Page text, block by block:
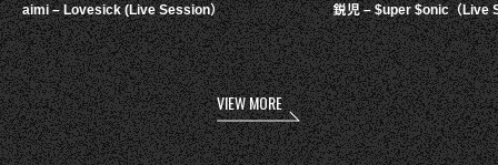
aimi – Lovesick (Live Session） 鋭児 – $uper $onic（Live
VIEW MORE